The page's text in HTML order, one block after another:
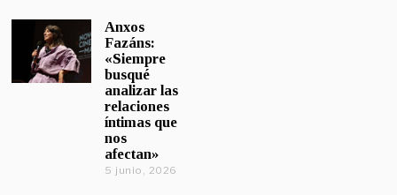
Anxos
Fazáns:
«Siempre
busqué
analizar las
relaciones
íntimas que
nos
afectan»
5 junio, 2026